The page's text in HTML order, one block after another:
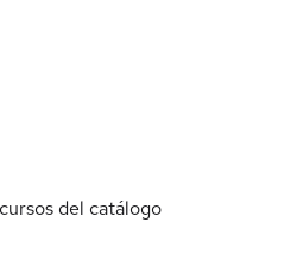
del catálogo